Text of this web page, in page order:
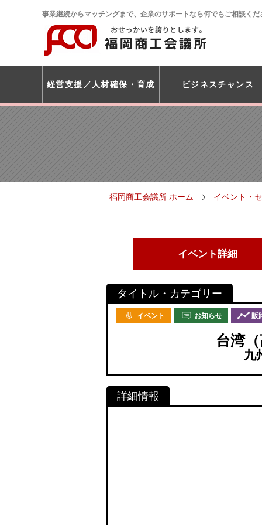
事業継続からマッチングまで、企業のサポートなら何でもご相談くだ
経営支援 人材確保・育成 ビジネスチャンス
福岡商工会議所 ホーム イベント・
イベント詳細
イベント お知らせ 販
台湾
九